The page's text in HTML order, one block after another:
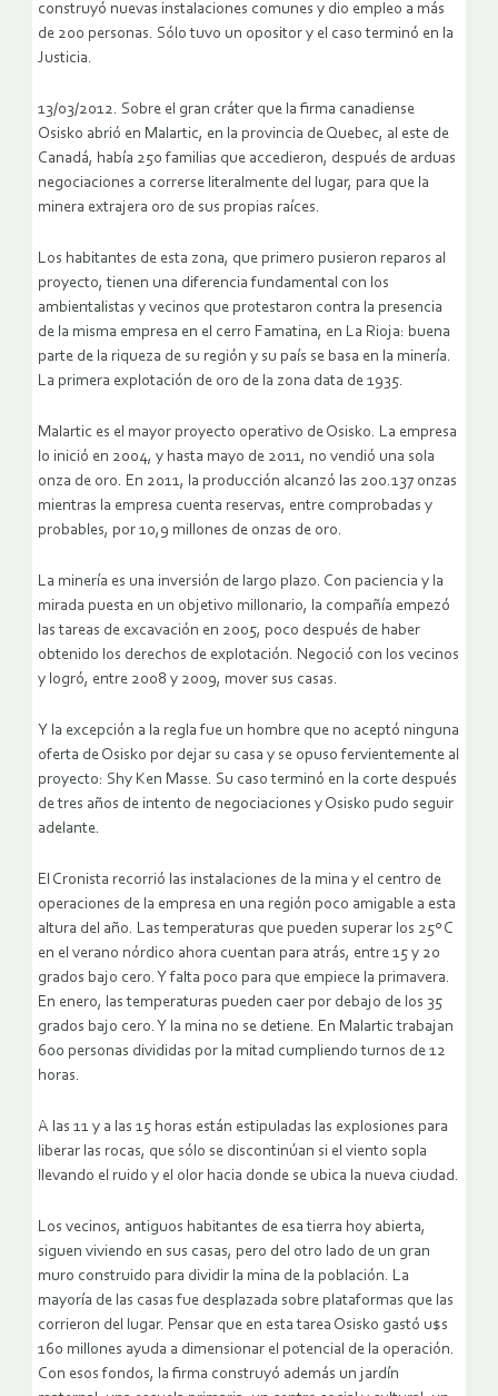
construyó nuevas instalaciones comunes y dio empleo a más
de 200 personas. Sólo tuvo un opositor y el caso terminó en la
Justicia.
13/03/2012. Sobre el gran cráter que la firma canadiense
Osisko abrió en Malartic, en la provincia de Quebec, al este de
Canadá, había 250 familias que accedieron, después de arduas
negociaciones a correrse literalmente del lugar, para que la
minera extrajera oro de sus propias raíces.
Los habitantes de esta zona, que primero pusieron reparos al
proyecto, tienen una diferencia fundamental con los
ambientalistas y vecinos que protestaron contra la presencia
de la misma empresa en el cerro Famatina, en La Rioja: buena
parte de la riqueza de su región y su país se basa en la minería.
La primera explotación de oro de la zona data de 1935.
Malartic es el mayor proyecto operativo de Osisko. La empresa
lo inició en 2004, y hasta mayo de 2011, no vendió una sola
onza de oro. En 2011, la producción alcanzó las 200.137 onzas
mientras la empresa cuenta reservas, entre comprobadas y
probables, por 10,9 millones de onzas de oro.
La minería es una inversión de largo plazo. Con paciencia y la
mirada puesta en un objetivo millonario, la compañía empezó
las tareas de excavación en 2005, poco después de haber
obtenido los derechos de explotación. Negoció con los vecinos
y logró, entre 2008 y 2009, mover sus casas.
Y la excepción a la regla fue un hombre que no aceptó ninguna
oferta de Osisko por dejar su casa y se opuso fervientemente al
proyecto: Shy Ken Masse. Su caso terminó en la corte después
de tres años de intento de negociaciones y Osisko pudo seguir
adelante.
El Cronista recorrió las instalaciones de la mina y el centro de
operaciones de la empresa en una región poco amigable a esta
altura del año. Las temperaturas que pueden superar los 25º C
en el verano nórdico ahora cuentan para atrás, entre 15 y 20
grados bajo cero. Y falta poco para que empiece la primavera.
En enero, las temperaturas pueden caer por debajo de los 35
grados bajo cero. Y la mina no se detiene. En Malartic trabajan
600 personas divididas por la mitad cumpliendo turnos de 12
horas.
A las 11 y a las 15 horas están estipuladas las explosiones para
liberar las rocas, que sólo se discontinúan si el viento sopla
llevando el ruido y el olor hacia donde se ubica la nueva ciudad.
Los vecinos, antiguos habitantes de esa tierra hoy abierta,
siguen viviendo en sus casas, pero del otro lado de un gran
muro construido para dividir la mina de la población. La
mayoría de las casas fue desplazada sobre plataformas que las
corrieron del lugar. Pensar que en esta tarea Osisko gastó u$s
160 millones ayuda a dimensionar el potencial de la operación.
Con esos fondos, la firma construyó además un jardín